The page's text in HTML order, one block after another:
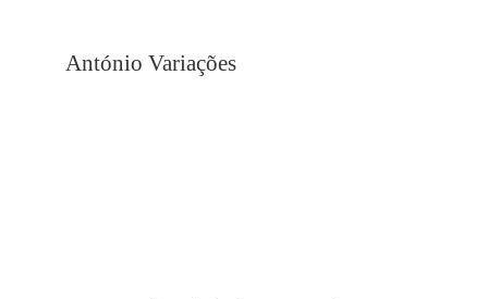
António Variações